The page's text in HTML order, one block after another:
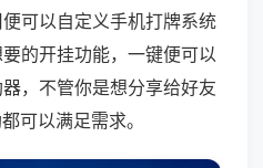
可以自定义手机打牌系统
的开挂功能，一键便可以
，不管你是想分享给好友
可以满足需求。